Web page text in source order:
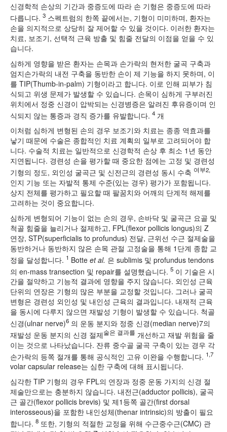
신경학적 손상의 기간과 중증도에 따라 손 기형은 중증도에 따라
다릅니다. 3 스펙트럼의 한쪽 끝에서는, 기형이 미미하며, 환자는
손을 의지적으로 상당히 잘 제어할 수 있을 것이다. 이러한 환자는
치료, 보조기, 선택적 근육 방출 및 힘줄 전달의 이점을 얻을 수 있
습니다.
심하게 영향을 받은 환자는 손목과 손가락의 현저한 굴곡 구축과
엄지손가락의 내전 구축을 동반한 손이 제 기능을 하지 못하며, 이
를 TIP(Thumb-in-palm) 기형이라고 합니다. 이로 인해 피부가 침
식되고 위생 문제가 발생할 수 있습니다. 손목이 심하게 구부러진
위치에서 정중 신경이 압박되는 신경병증은 알려진 후유증이며 인
식되지 않는 통증과 경직 증가를 유발합니다. 4 개
이처럼 심하게 변형된 손의 경우 보조기와 치료는 종종 역효과를
낳기 때문에 수술은 종합적인 치료 계획의 일부로 고려되어야 합
니다. 수술적 치료는 일반적으로 신경학적 손상 후 최소 1년 동안
지연됩니다. 경련성 손을 평가할 때 중요한 점에는 고정 및 경련성
기형의 정도, 외인성 굴곡근 및 신전근의 경련성 동시 수축 여부2,
인지 기능 또는 자발적 통제 수준(있는 경우) 평가가 포함됩니다.
상지 전체를 평가하고 필요할 때 팔꿈치와 어깨의 단계적 해제를
고려하는 것이 중요합니다.
심하게 변형되어 기능이 없는 손의 경우, 손바닥 및 굴곡근 요골 및
척골 힘줄을 늘리거나 절제하고, FPL(flexor pollicis longus)의 Z
연장, STP(superficialis to profundus) 전달, 근위선 수근 절제술을
동반하거나 동반하지 않은 손목 관절 고정술을 통해 1단계 종합 교
정을 달성합니다. 1 Botte et al. 은 sublimis 및 profundus tendons
의 en-mass transection 및 repair를 설명했습니다. 5 이 기술은 시
간을 절약하고 기능적 결과에 영향을 주지 않습니다. 외인성 근육
단위의 연장은 기형의 많은 부분을 교정할 것입니다. 그러나 굴곡
변형은 경련성 외인성 및 내인성 근육의 결과입니다. 내재적 근육
을 동시에 다루지 않으면 재발성 기형이 발생할 수 있습니다. 척골
신경(ulnar nerve)6 의 운동 분지와 정중 신경(median nerve)7의
재발성 운동 분지의 신경 절제술은 결과를 개선하고 재발 위험을 줄
이는 것으로 나타났습니다. 잔류 중수골 굴곡 구축이 있는 경우 각
손가락의 등쪽 절개를 통해 공식적인 고유 이완을 수행합니다. 1,7
volar capsular release는 심한 구축에 대해 표시됩니다.
심각한 TIP 기형의 경우 FPL의 연장과 정중 운동 가지의 신경 절
제술만으로는 충분하지 않습니다. 내전근(adductor pollicis), 굴곡
근 골간(flexor pollicis brevis) 및 제1등쪽 골간(first dorsal
interosseous)을 포함한 내인성체(thenar intrinsic)의 방출이 필요
합니다. 8 또한, 기형의 적절한 교정을 위해 수근중수근(CMC) 관